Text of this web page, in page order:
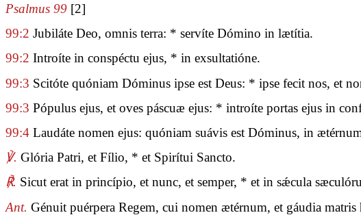
Psalmus 99 [2]
99:2 Jubiláte Deo, omnis terra: * servíte Dómino in lætítia.
99:2 Introíte in conspéctu ejus, * in exsultatióne.
99:3 Scitóte quóniam Dóminus ipse est Deus: * ipse fecit nos, et
99:3 Pópulus ejus, et oves páscuæ ejus: * introíte portas ejus in
99:4 Laudáte nomen ejus: quóniam suávis est Dóminus, in
℣. Glória Patri, et Fílio, * et Spirítui Sancto.
℟. Sicut erat in princípio, et nunc, et semper, * et in sǽcula
Ant. Génuit puérpera Regem, cui nomen ætérnum, et gáudia